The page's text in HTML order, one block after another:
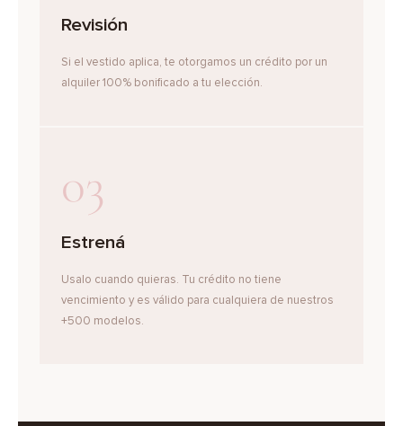
Revisión
Si el vestido aplica, te otorgamos un crédito por un
alquiler 100% bonificado a tu elección.
03
Estrená
Usalo cuando quieras. Tu crédito no tiene
vencimiento y es válido para cualquiera de nuestros
+500 modelos.